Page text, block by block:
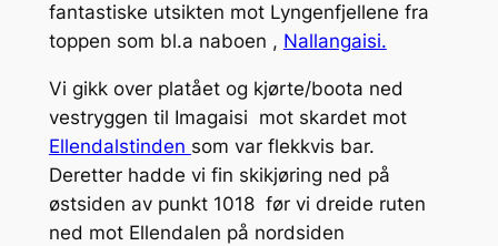
fantastiske utsikten mot Lyngenfjellene fra
toppen som bl.a naboen , Nallangaisi.
Vi gikk over platået og kjørte/boota ned
vestryggen til Imagaisi mot skardet mot
Ellendalstinden som var flekkvis bar.
Deretter hadde vi fin skikjøring ned på
østsiden av punkt 1018 før vi dreide ruten
ned mot Ellendalen på nordsiden